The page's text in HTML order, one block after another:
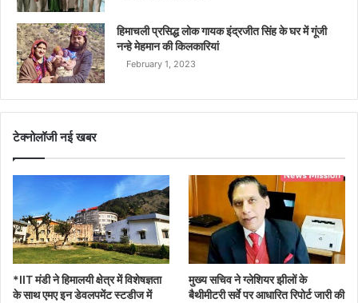
हिमाचली प्रसिद्ध लोक गायक इंद्रजीत सिंह के घर में गूंजी
नन्हे मेहमान की किलकारियां
February 1, 2023
टेक्नोलॉजी नई खबर
*IIT मंडी ने हिमालयी क्षेत्र में विशेषज्ञता
के साथ एमए इन डेवलपमेंट स्टडीज में
मुख्य सचिव ने ग्लेशियर झीलों के
बैथीमीटरी सर्वे पर आधारित रिपोर्ट जारी की